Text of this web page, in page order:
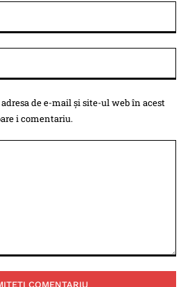
de e-mail și site-ul web în acest
i comentariu.